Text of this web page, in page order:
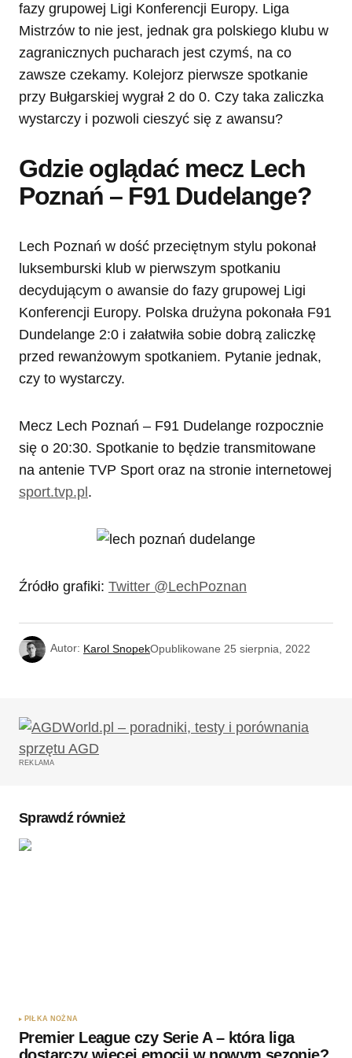
fazy grupowej Ligi Konferencji Europy. Liga
Mistrzów to nie jest, jednak gra polskiego klubu w
zagranicznych pucharach jest czymś, na co
zawsze czekamy. Kolejorz pierwsze spotkanie
przy Bułgarskiej wygrał 2 do 0. Czy taka zaliczka
wystarczy i pozwoli cieszyć się z awansu?
Gdzie oglądać mecz Lech
Poznań – F91 Dudelange?
Lech Poznań w dość przeciętnym stylu pokonał
luksemburski klub w pierwszym spotkaniu
decydującym o awansie do fazy grupowej Ligi
Konferencji Europy. Polska drużyna pokonała F91
Dundelange 2:0 i załatwiła sobie dobrą zaliczkę
przed rewanżowym spotkaniem. Pytanie jednak,
czy to wystarczy.
Mecz Lech Poznań – F91 Dudelange rozpocznie
się o 20:30. Spotkanie to będzie transmitowane
na antenie TVP Sport oraz na stronie internetowej
sport.tvp.pl .
Źródło grafiki: Twitter @LechPoznan
Autor: Karol SnopekOpublikowane 25 sierpnia, 2022
REKLAMA
Sprawdź również
PIŁKA NOŻNA
Premier League czy Serie A – która liga